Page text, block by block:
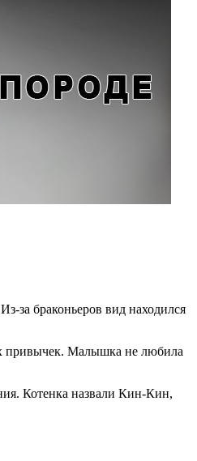
за браконьеров вид находился
привычек. Малышка не любила
Котенка назвали Кин-Кин,